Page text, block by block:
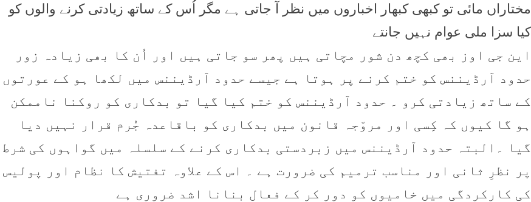
مختاراں مائی تو کبھی کبھار اخباروں میں نظر آ جاتی ہے مگر اُس کے ساتھ زیادتی کرنے والوں کو
کیا سزا ملی عوام نہیں جانتے
این جی اوز بھی کچھ دن شور مچاتی ہیں پھر سو جاتی ہیں اور اُن کا بھی زیادہ زور
حدود آرڈیننس کو ختم کرنے پر ہوتا ہے جیسے حدود آرڈیننس میں لکھا ہو کے عورتوں
کے ساتھ زیادتی کرو ۔ حدود آرڈیننس کو ختم کیا گیا تو بدکاری کو روکنا ناممکن
ہو گا کیوں کہ کِسی اور مروّجہ قانون میں بدکاری کو باقاعدہ جُرم قرار نہیں دیا
گیا ۔البتہ حدود آرڈیننس میں زبردستی بدکاری کرنے کے سلسلہ میں گواہوں کی شرط
پر نظرِ ثانی اور مناسب ترمیم کی ضرورت ہے ۔ اس کے علاوہ تفتیش کا نظام اور پولیس
کی کارکردگی میں خامیوں کو دور کر کے فعال بنانا اشد ضروری ہے